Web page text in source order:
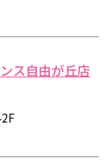
ス自由が丘店